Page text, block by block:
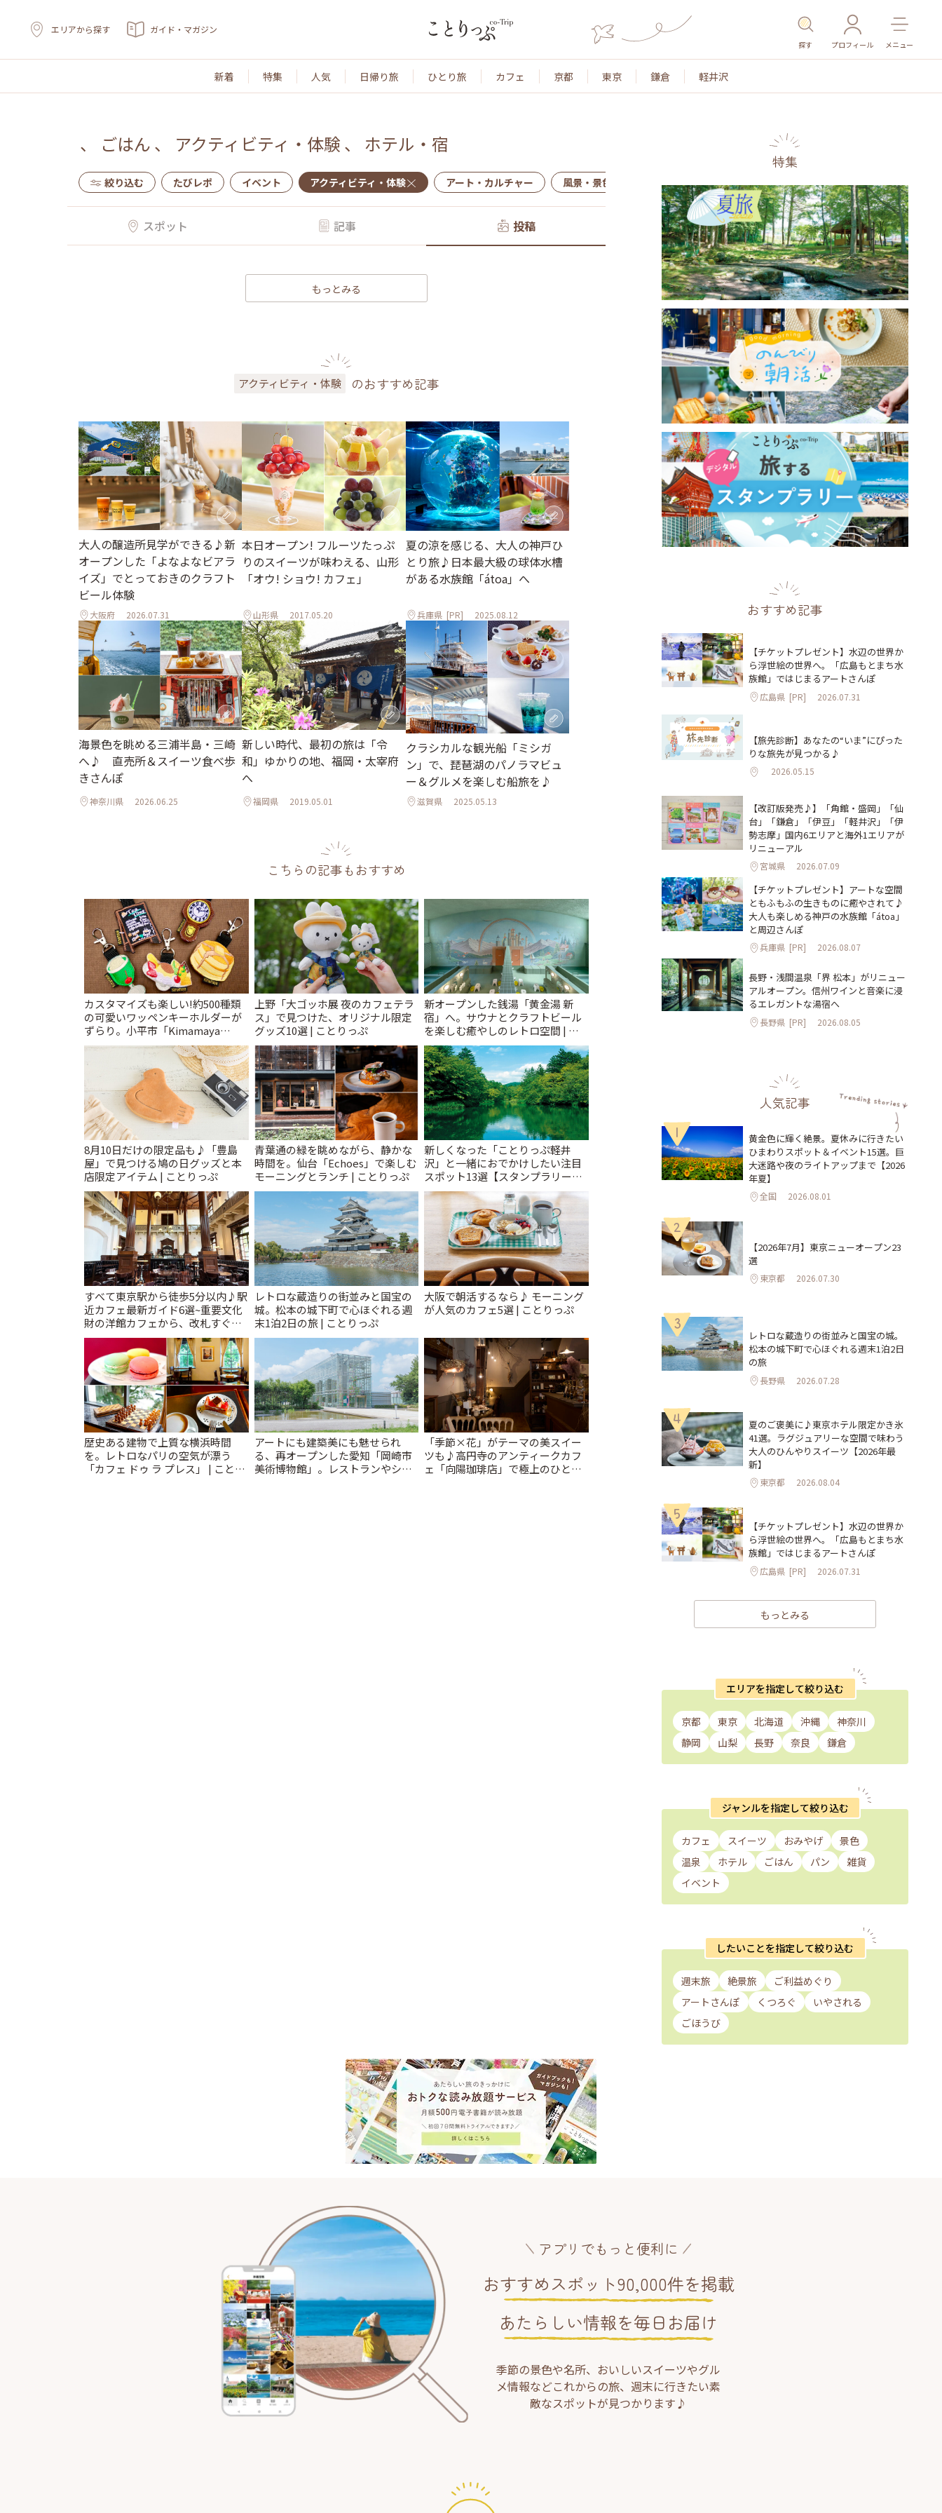
エリアから探す ガイド・マガジン
探す プロフィール メニュー
新着 特集 人気 日帰り旅 ひとり旅 カフェ 京都 東京 鎌倉 軽井沢
、 ごはん 、 アクティビティ・体験 、 ホテル・宿
絞り込む たびレポ イベント アクティビティ・体験 アート・カルチャー 風景・景色 名所・旧跡 温泉・スパ その他施設 ごはん
スポット 記事 投稿
もっとみる
アクティビティ・体験 のおすすめ記事
大人の醸造所見学ができる♪新
オープンした「よなよなビアラ
イズ」でとっておきのクラフト
ビール体験
大阪府 2026.07.31
本日オープン! フルーツたっぷ
りのスイーツが味わえる、山形
「オウ! ショウ! カフェ」
山形県 2017.05.20
夏の涼を感じる、大人の神戸ひ
とり旅♪日本最大級の球体水槽
がある水族館「átoa」へ
兵庫県[PR] 2025.08.12
海景色を眺める三浦半島・三崎
へ♪ 直売所＆スイーツ食べ歩
きさんぽ
神奈川県 2026.06.25
新しい時代、最初の旅は「令
和」ゆかりの地、福岡・太宰府
へ
福岡県 2019.05.01
クラシカルな観光船「ミシガ
ン」で、琵琶湖のパノラマビュ
ー＆グルメを楽しむ船旅を♪
滋賀県 2025.05.13
こちらの記事もおすすめ
カスタマイズも楽しい!約500種類
の可愛いワッペンキーホルダーが
ずらり。小平市「Kimamaya
T&K」 | ことりっぷ
上野「大ゴッホ展 夜のカフェテラ
ス」で見つけた、オリジナル限定
グッズ10選 | ことりっぷ
新オープンした銭湯「黄金湯 新
宿」へ。サウナとクラフトビール
を楽しむ癒やしのレトロ空間 | こ
とりっぷ
8月10日だけの限定品も♪「豊島
屋」で見つける鳩の日グッズと本
店限定アイテム | ことりっぷ
青葉通の緑を眺めながら、静かな
時間を。仙台「Echoes」で楽しむ
モーニングとランチ | ことりっぷ
新しくなった「ことりっぷ軽井
沢」と一緒におでかけしたい注目
スポット13選【スタンプラリー開
催中】 | ことりっぷ
すべて東京駅から徒歩5分以内♪駅
近カフェ最新ガイド6選~重要文化
財の洋館カフェから、改札すぐの
レトロ喫茶まで~ | ことりっぷ
レトロな蔵造りの街並みと国宝の
城。松本の城下町で心ほぐれる週
末1泊2日の旅 | ことりっぷ
大阪で朝活するなら♪ モーニング
が人気のカフェ5選 | ことりっぷ
歴史ある建物で上質な横浜時間
を。レトロなパリの空気が漂う
「カフェ ドゥ ラ プレス」 | ことり
アートにも建築美にも魅せられ
る、再オープンした愛知「岡崎市
美術博物館」。レストランやショ
「季節×花」がテーマの美スイー
ツも♪高円寺のアンティークカフ
ェ「向陽珈琲店」で極上のひと時
特集
おすすめ記事
【チケットプレゼント】水辺の世界か
ら浮世絵の世界へ。「広島もとまち水
族館」ではじまるアートさんぽ
広島県 [PR] 2026.07.31
【旅先診断】あなたの“いま”にぴった
りな旅先が見つかる♪
2026.05.15
【改訂版発売♪】「角館・盛岡」「仙
台」「鎌倉」「伊豆」「軽井沢」「伊
勢志摩」国内6エリアと海外1エリアが
リニューアル
宮城県 2026.07.09
【チケットプレゼント】アートな空間
ともふもふの生きものに癒やされて♪
大人も楽しめる神戸の水族館「átoa」
と周辺さんぽ
兵庫県 [PR] 2026.08.07
長野・浅間温泉「界 松本」がリニュー
アルオープン。信州ワインと音楽に浸
るエレガントな湯宿へ
長野県 [PR] 2026.08.05
人気記事
1
黄金色に輝く絶景。夏休みに行きたい
ひまわりスポット＆イベント15選。巨
大迷路や夜のライトアップまで【2026
年夏】
全国 2026.08.01
2
【2026年7月】東京ニューオープン23
選
東京都 2026.07.30
3
レトロな蔵造りの街並みと国宝の城。
松本の城下町で心ほぐれる週末1泊2日
の旅
長野県 2026.07.28
4
夏のご褒美に♪東京ホテル限定かき氷
41選。ラグジュアリーな空間で味わう
大人のひんやりスイーツ【2026年最
新】
東京都 2026.08.04
5
【チケットプレゼント】水辺の世界か
ら浮世絵の世界へ。「広島もとまち水
族館」ではじまるアートさんぽ
広島県 [PR] 2026.07.31
もっとみる
エリアを指定して絞り込む
京都 東京 北海道 沖縄
神奈川
静岡
山梨 長野 奈良 鎌倉
ジャンルを指定して絞り込む
カフェ スイーツ おみやげ
景色
温泉
ホテル ごはん パン
雑貨
イベント
したいことを指定して絞り込む
週末旅 絶景旅
ご利益めぐり
アートさんぽ
くつろぐ
いやされる
ごほうび
アプリでもっと便利に
おすすめスポット90,000件を掲載
あたらしい情報を毎日お届け
季節の景色や名所、おいしいスイーツやグル
メ情報などこれからの旅、週末に行きたい素
敵なスポットが見つかります♪